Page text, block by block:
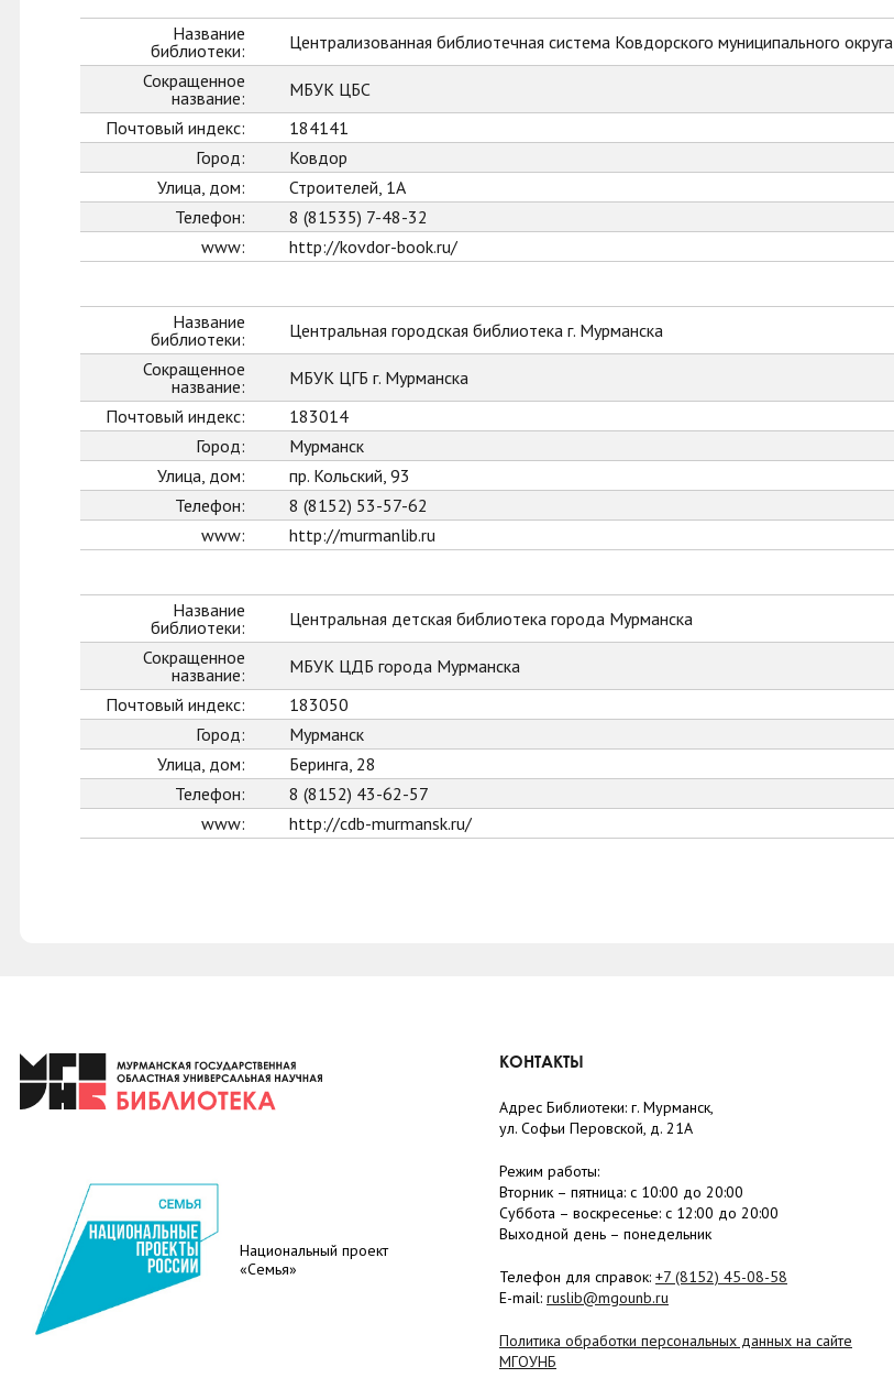
Название
библиотеки:
Централизованная библиотечная система Ковдорского муниципального округа
Сокращенное
название:
МБУК ЦБС
Почтовый индекс:
184141
Город:
Ковдор
Улица, дом:
Строителей, 1А
Телефон:
8 (81535) 7-48-32
www:
http://kovdor-book.ru/
Название
библиотеки:
Центральная городская библиотека г. Мурманска
Сокращенное
название:
МБУК ЦГБ г. Мурманска
Почтовый индекс:
183014
Город:
Мурманск
Улица, дом:
пр. Кольский, 93
Телефон:
8 (8152) 53-57-62
www:
http://murmanlib.ru
Название
библиотеки:
Центральная детская библиотека города Мурманска
Сокращенное
название:
МБУК ЦДБ города Мурманска
Почтовый индекс:
183050
Город:
Мурманск
Улица, дом:
Беринга, 28
Телефон:
8 (8152) 43-62-57
www:
http://cdb-murmansk.ru/
Национальный проект
«Семья»
КОНТАКТЫ
Адрес Библиотеки: г. Мурманск,
ул. Софьи Перовской, д. 21А
Режим работы:
Вторник – пятница: с 10:00 до 20:00
Суббота – воскресенье: c 12:00 до 20:00
Выходной день – понедельник
Телефон для справок: +7 (8152) 45-08-58
E-mail: ruslib@mgounb.ru
Политика обработки персональных данных на сайте
МГОУНБ